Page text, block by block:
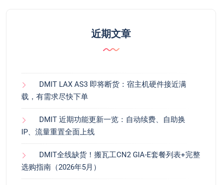
近期文章
DMIT LAX AS3 即将断货：宿主机硬件接近满
载，有需求尽快下单
DMIT 近期功能更新一览：自动续费、自助换
IP、流量重置全面上线
DMIT全线缺货！搬瓦工CN2 GIA-E套餐列表+完整
选购指南（2026年5月）